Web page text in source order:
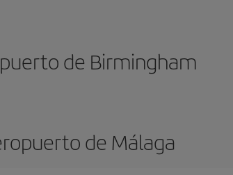
de Birmingham
de Málaga